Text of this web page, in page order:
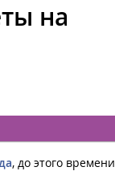
на
, до этого времени